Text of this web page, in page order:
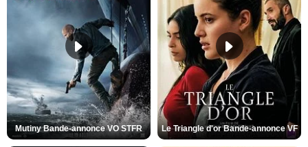
Mutiny Bande-annonce VO STFR Le Triangle d'or Bande-annonce VF